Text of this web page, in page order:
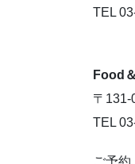
TEL
Food
〒131-
TEL